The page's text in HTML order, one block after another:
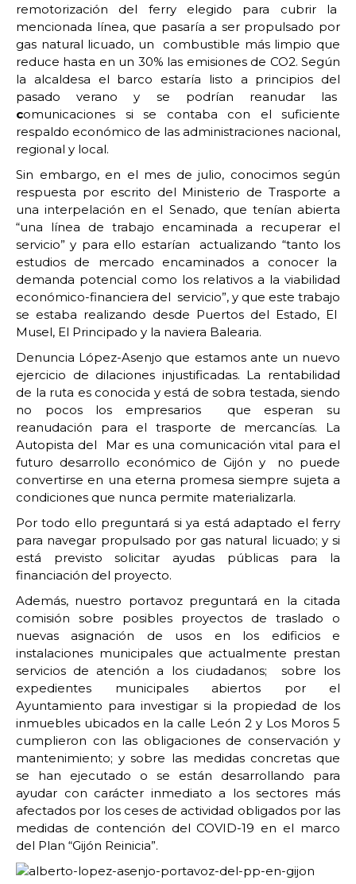
remotorización del ferry elegido para cubrir la
mencionada línea, que pasaría a ser propulsado por
gas natural licuado, un combustible más limpio que
reduce hasta en un 30% las emisiones de CO2. Según
la alcaldesa el barco estaría listo a principios del
pasado verano y se podrían reanudar las
comunicaciones si se contaba con el suficiente
respaldo económico de las administraciones nacional,
regional y local.
Sin embargo, en el mes de julio, conocimos según
respuesta por escrito del Ministerio de Trasporte a
una interpelación en el Senado, que tenían abierta
“una línea de trabajo encaminada a recuperar el
servicio” y para ello estarían actualizando “tanto los
estudios de mercado encaminados a conocer la
demanda potencial como los relativos a la viabilidad
económico-financiera del servicio”, y que este trabajo
se estaba realizando desde Puertos del Estado, El
Musel, El Principado y la naviera Balearia.
Denuncia López-Asenjo que estamos ante un nuevo
ejercicio de dilaciones injustificadas. La rentabilidad
de la ruta es conocida y está de sobra testada, siendo
no pocos los empresarios que esperan su
reanudación para el trasporte de mercancías. La
Autopista del Mar es una comunicación vital para el
futuro desarrollo económico de Gijón y no puede
convertirse en una eterna promesa siempre sujeta a
condiciones que nunca permite materializarla.
Por todo ello preguntará si ya está adaptado el ferry
para navegar propulsado por gas natural licuado; y si
está previsto solicitar ayudas públicas para la
financiación del proyecto.
Además, nuestro portavoz preguntará en la citada
comisión sobre posibles proyectos de traslado o
nuevas asignación de usos en los edificios e
instalaciones municipales que actualmente prestan
servicios de atención a los ciudadanos; sobre los
expedientes municipales abiertos por el
Ayuntamiento para investigar si la propiedad de los
inmuebles ubicados en la calle León 2 y Los Moros 5
cumplieron con las obligaciones de conservación y
mantenimiento; y sobre las medidas concretas que
se han ejecutado o se están desarrollando para
ayudar con carácter inmediato a los sectores más
afectados por los ceses de actividad obligados por las
medidas de contención del COVID-19 en el marco
del Plan “Gijón Reinicia”.